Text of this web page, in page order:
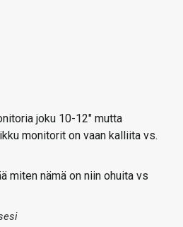
joku 10-12″ mutta
monitorit on vaan kalliita vs.
miten nämä on niin ohuita vs